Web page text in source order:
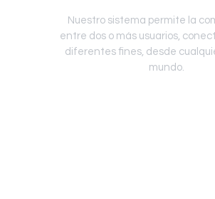
Nuestro sistema permite la
entre dos o más usuarios,
diferentes fines, desde
mundo.